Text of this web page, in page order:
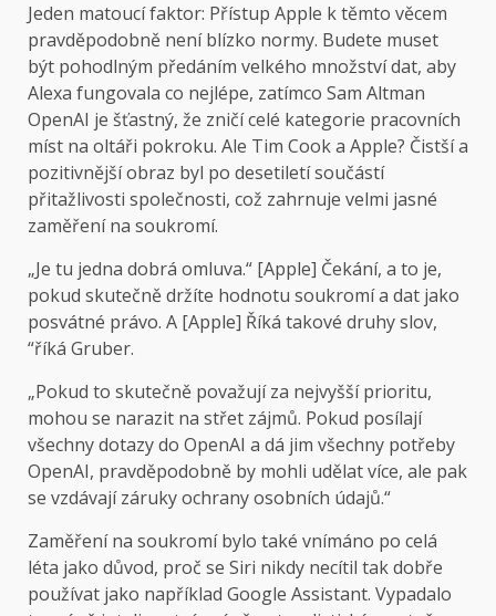
Jeden matoucí faktor: Přístup Apple k těmto věcem
pravděpodobně není blízko normy. Budete muset
být pohodlným předáním velkého množství dat, aby
Alexa fungovala co nejlépe, zatímco Sam Altman
OpenAI je šťastný, že zničí celé kategorie pracovních
míst na oltáři pokroku. Ale Tim Cook a Apple? Čistší a
pozitivnější obraz byl po desetiletí součástí
přitažlivosti společnosti, což zahrnuje velmi jasné
zaměření na soukromí.
„Je tu jedna dobrá omluva.“ [Apple] Čekání, a to je,
pokud skutečně držíte hodnotu soukromí a dat jako
posvátné právo. A [Apple] Říká takové druhy slov,
“říká Gruber.
„Pokud to skutečně považují za nejvyšší prioritu,
mohou se narazit na střet zájmů. Pokud posílají
všechny dotazy do OpenAI a dá jim všechny potřeby
OpenAI, pravděpodobně by mohli udělat více, ale pak
se vzdávají záruky ochrany osobních údajů.“
Zaměření na soukromí bylo také vnímáno po celá
léta jako důvod, proč se Siri nikdy necítil tak dobře
používat jako například Google Assistant. Vypadalo